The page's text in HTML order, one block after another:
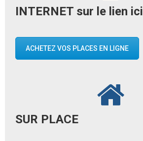
INTERNET sur le lien ici
ACHETEZ VOS PLACES EN LIGNE
SUR PLACE